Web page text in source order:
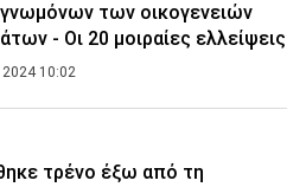
των οικογενειών
- Οι 20 μοιραίες ελλείψεις
10:02
τρένο έξω από τη